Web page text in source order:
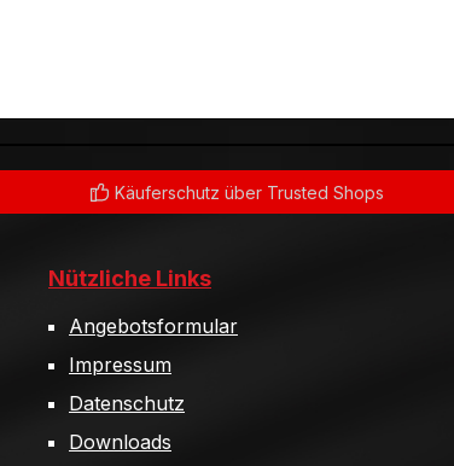
Käuferschutz über Trusted Shops
Nützliche Links
Angebotsformular
Impressum
Datenschutz
Downloads